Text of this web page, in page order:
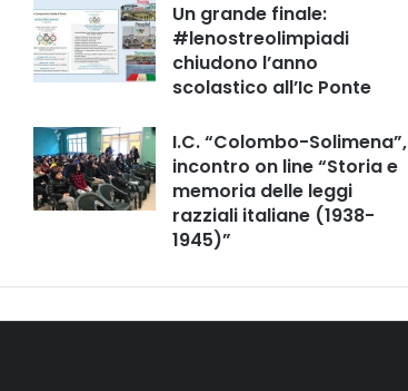
Un grande finale:
#lenostreolimpiadi
chiudono l’anno
scolastico all’Ic Ponte
I.C. “Colombo-Solimena”,
incontro on line “Storia e
memoria delle leggi
razziali italiane (1938-
1945)”